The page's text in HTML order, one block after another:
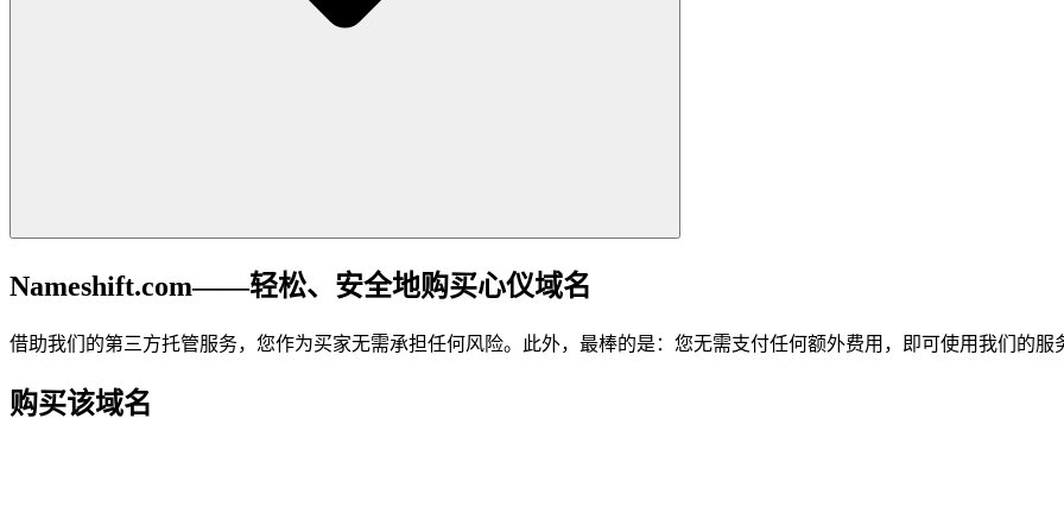
Nameshift.com——轻松、安全地购买心仪域名
借助我们的第三方托管服务，您作为买家无需承担任何风险。此外，最棒的是：您无需支付任何额外费用，即可使用我们的服
购买该域名